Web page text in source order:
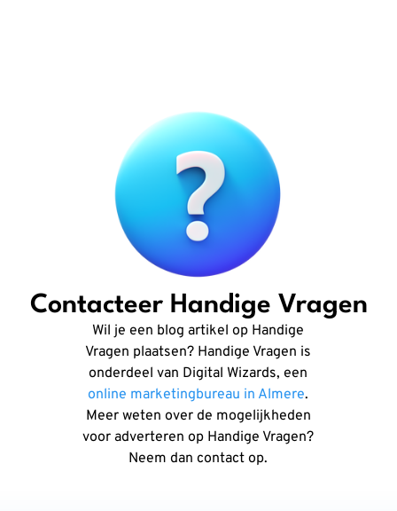
Contacteer Handige Vragen
Wil je een blog artikel op Handige
Vragen plaatsen? Handige Vragen is
onderdeel van Digital Wizards, een
online marketingbureau in Almere.
Meer weten over de mogelijkheden
voor adverteren op Handige Vragen?
Neem dan contact op.